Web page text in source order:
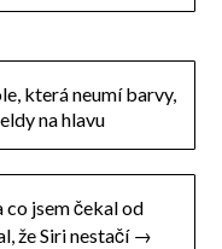
která neumí barvy,
na hlavu
co jsem čekal od
že Siri nestačí →